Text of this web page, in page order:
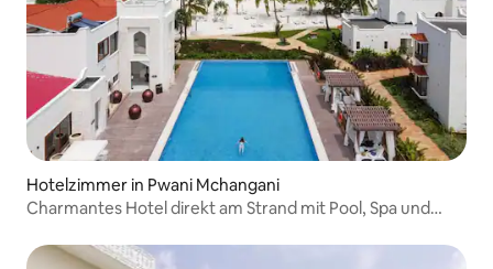
Hotelzimmer in Pwani Mchangani
Charmantes Hotel direkt am Strand mit Pool, Spa und